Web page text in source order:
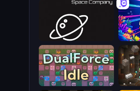
Space Company
DualForce Idle